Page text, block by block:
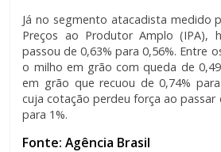
Já no segmento atacadista medido
Preços ao Produtor Amplo (IPA),
passou de 0,63% para 0,56%. Entre
o milho em grão com queda de
em grão que recuou de 0,74%
cuja cotação perdeu força ao passar
para 1%.
Fonte: Agência Brasil